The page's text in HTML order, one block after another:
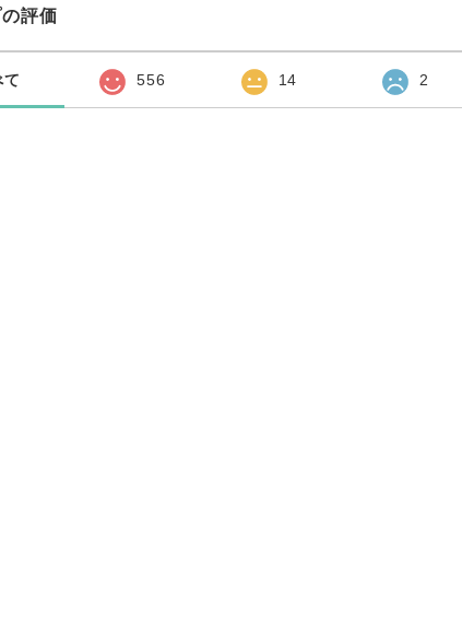
評価
て 556 14 2